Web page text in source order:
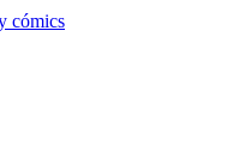
cómics